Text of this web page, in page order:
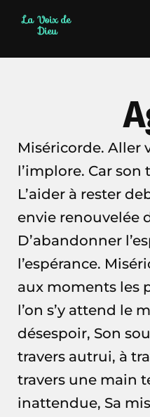
La Voix de
Dieu
Miséricorde. Aller
l’implore. Car
L’aider à rester
envie renouvelée
D’abandonner
l’espérance.
aux moments les
l’on s’y attend le
désespoir, Son
travers autrui, à
travers une main
inattendue, Sa